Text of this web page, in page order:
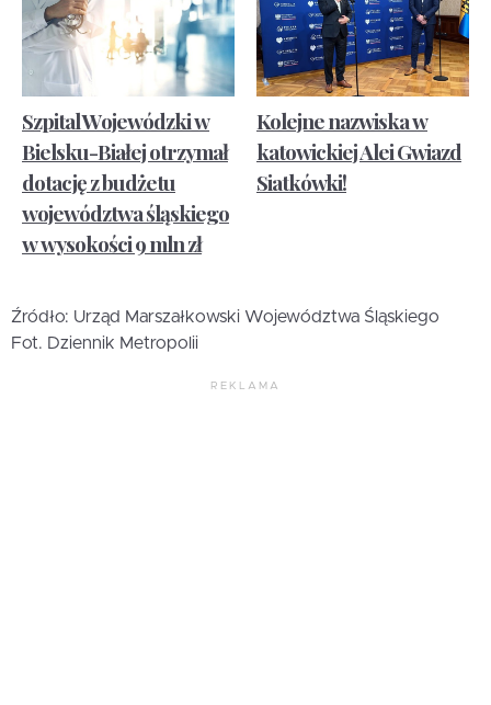
Szpital Wojewódzki w
Bielsku-Białej otrzymał
dotację z budżetu
województwa śląskiego
w wysokości 9 mln zł
Kolejne nazwiska w
katowickiej Alei Gwiazd
Siatkówki!
Źródło: Urząd Marszałkowski Województwa Śląskiego
Fot. Dziennik Metropolii
REKLAMA